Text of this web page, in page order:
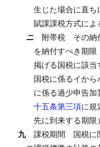
生じた場合に直
賦課課税方式によ
ニ 附帯税
その納
を納付すべき期
掲げる国税に該
国税に係るイか
に係る過少申告
十五条第三項に規
先に到来する期限
九 課税期間
国税に